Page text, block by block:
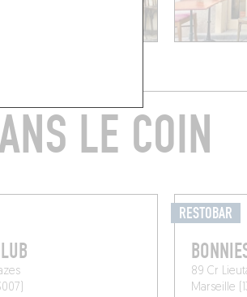
LE COIN
RESTOBAR
89 Cr
Marseille